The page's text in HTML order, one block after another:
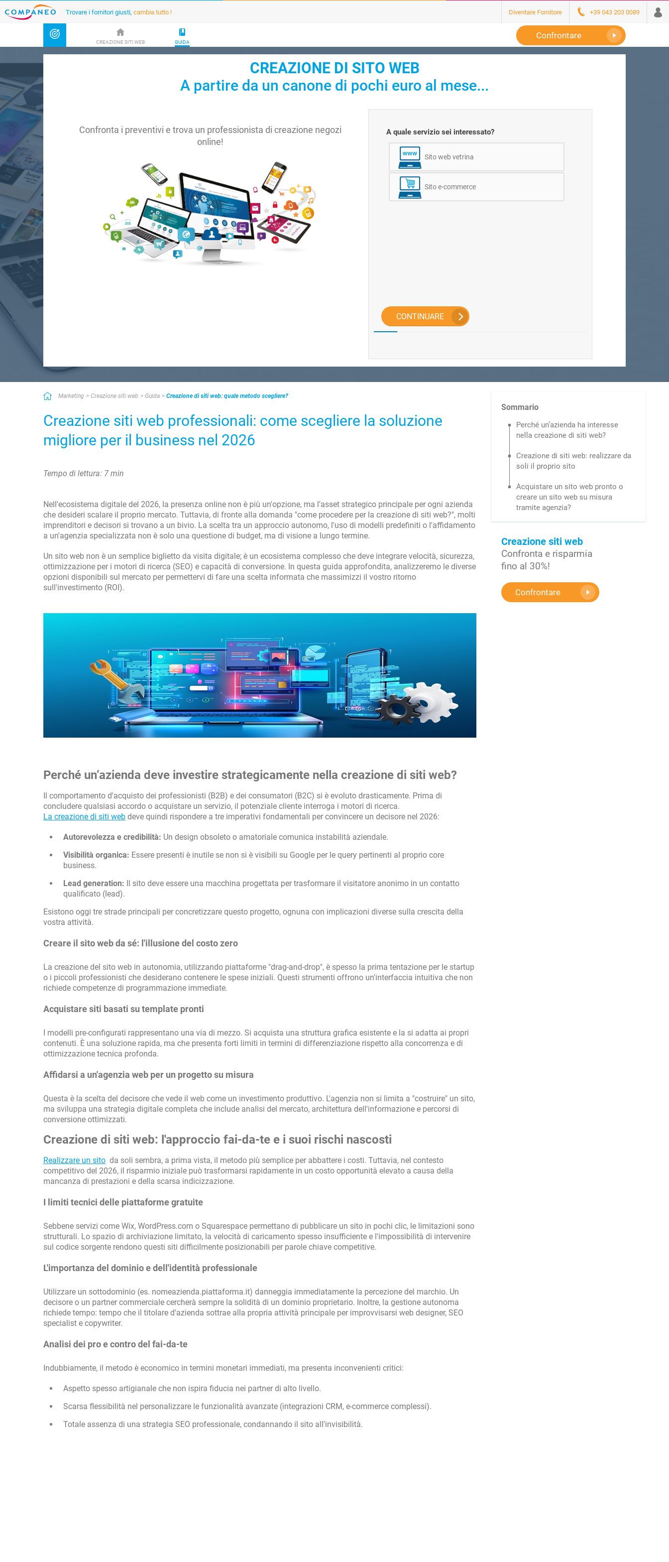
Trovare i fornitori giusti, cambia tutto ! Diventare Fornitore +39 043 203 0089
CREAZIONE SITI WEB GUIDA
Confrontare
CREAZIONE DI SITO WEB
A partire da un canone di pochi euro al mese...
Confronta i preventivi e trova un professionista di creazione negozi
online!
A quale servizio sei interessato?
Sito web vetrina
Sito e-commerce
CONTINUARE
Marketing Creazione siti web Guida Creazione di siti web: quale metodo scegliere?
Creazione siti web professionali: come scegliere la soluzione
migliore per il business nel 2026
Tempo di lettura: 7 min
Nell'ecosistema digitale del 2026, la presenza online non è più un'opzione, ma l'asset strategico principale per ogni azienda
che desideri scalare il proprio mercato. Tuttavia, di fronte alla domanda "come procedere per la creazione di siti web?", molti
imprenditori e decisori si trovano a un bivio. La scelta tra un approccio autonomo, l'uso di modelli predefiniti o l'affidamento
a un'agenzia specializzata non è solo una questione di budget, ma di visione a lungo termine.
Un sito web non è un semplice biglietto da visita digitale; è un ecosistema complesso che deve integrare velocità, sicurezza,
ottimizzazione per i motori di ricerca (SEO) e capacità di conversione. In questa guida approfondita, analizzeremo le diverse
opzioni disponibili sul mercato per permettervi di fare una scelta informata che massimizzi il vostro ritorno
sull'investimento (ROI).
Perché un’azienda deve investire strategicamente nella creazione di siti web?
Il comportamento d'acquisto dei professionisti (B2B) e dei consumatori (B2C) si è evoluto drasticamente. Prima di
concludere qualsiasi accordo o acquistare un servizio, il potenziale cliente interroga i motori di ricerca.
La creazione di siti web deve quindi rispondere a tre imperativi fondamentali per convincere un decisore nel 2026:
Autorevolezza e credibilità: Un design obsoleto o amatoriale comunica instabilità aziendale.
Visibilità organica: Essere presenti è inutile se non si è visibili su Google per le query pertinenti al proprio core
business.
Lead generation: Il sito deve essere una macchina progettata per trasformare il visitatore anonimo in un contatto
qualificato (lead).
Esistono oggi tre strade principali per concretizzare questo progetto, ognuna con implicazioni diverse sulla crescita della
vostra attività.
Creare il sito web da sé: l'illusione del costo zero
La creazione del sito web in autonomia, utilizzando piattaforme "drag-and-drop", è spesso la prima tentazione per le startup
o i piccoli professionisti che desiderano contenere le spese iniziali. Questi strumenti offrono un'interfaccia intuitiva che non
richiede competenze di programmazione immediate.
Acquistare siti basati su template pronti
I modelli pre-configurati rappresentano una via di mezzo. Si acquista una struttura grafica esistente e la si adatta ai propri
contenuti. È una soluzione rapida, ma che presenta forti limiti in termini di differenziazione rispetto alla concorrenza e di
ottimizzazione tecnica profonda.
Affidarsi a un'agenzia web per un progetto su misura
Questa è la scelta del decisore che vede il web come un investimento produttivo. L'agenzia non si limita a "costruire" un sito,
ma sviluppa una strategia digitale completa che include analisi del mercato, architettura dell'informazione e percorsi di
conversione ottimizzati.
Creazione di siti web: l'approccio fai-da-te e i suoi rischi nascosti
Realizzare un sito da soli sembra, a prima vista, il metodo più semplice per abbattere i costi. Tuttavia, nel contesto
competitivo del 2026, il risparmio iniziale può trasformarsi rapidamente in un costo opportunità elevato a causa della
mancanza di prestazioni e della scarsa indicizzazione.
I limiti tecnici delle piattaforme gratuite
Sebbene servizi come Wix, WordPress.com o Squarespace permettano di pubblicare un sito in pochi clic, le limitazioni sono
strutturali. Lo spazio di archiviazione limitato, la velocità di caricamento spesso insufficiente e l'impossibilità di intervenire
sul codice sorgente rendono questi siti difficilmente posizionabili per parole chiave competitive.
L'importanza del dominio e dell'identità professionale
Utilizzare un sottodominio (es. nomeazienda.piattaforma.it) danneggia immediatamente la percezione del marchio. Un
decisore o un partner commerciale cercherà sempre la solidità di un dominio proprietario. Inoltre, la gestione autonoma
richiede tempo: tempo che il titolare d'azienda sottrae alla propria attività principale per improvvisarsi web designer, SEO
specialist e copywriter.
Analisi dei pro e contro del fai-da-te
Indubbiamente, il metodo è economico in termini monetari immediati, ma presenta inconvenienti critici:
Aspetto spesso artigianale che non ispira fiducia nei partner di alto livello.
Scarsa flessibilità nel personalizzare le funzionalità avanzate (integrazioni CRM, e-commerce complessi).
Totale assenza di una strategia SEO professionale, condannando il sito all'invisibilità.
Sommario
Perché un’azienda ha interesse
nella creazione di siti web?
Creazione di siti web: realizzare da
soli il proprio sito
Acquistare un sito web pronto o
creare un sito web su misura
tramite agenzia?
Creazione siti web
Confronta e risparmia
fino al 30%!
Confrontare